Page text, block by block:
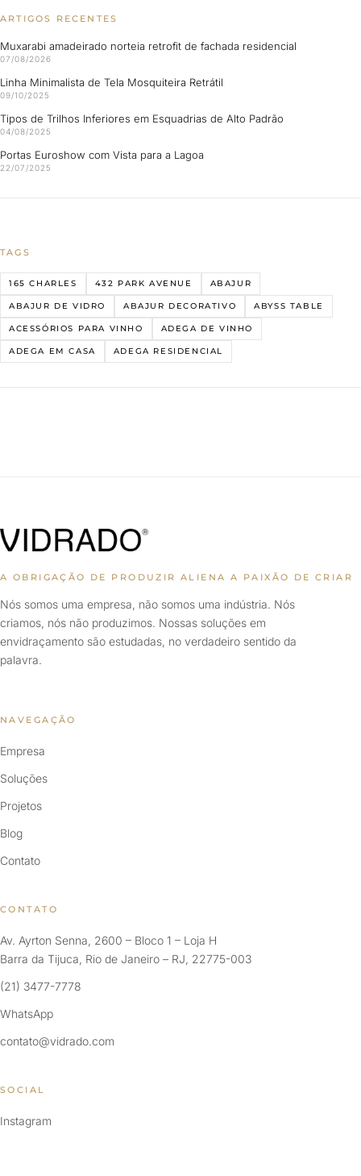
ARTIGOS RECENTES
Muxarabi amadeirado norteia retrofit de fachada residencial
07/08/2026
Linha Minimalista de Tela Mosquiteira Retrátil
09/10/2025
Tipos de Trilhos Inferiores em Esquadrias de Alto Padrão
04/08/2025
Portas Euroshow com Vista para a Lagoa
22/07/2025
TAGS
165 CHARLES 432 PARK AVENUE ABAJUR
ABAJUR DE VIDRO ABAJUR DECORATIVO ABYSS TABLE
ACESSÓRIOS PARA VINHO ADEGA DE VINHO
ADEGA EM CASA ADEGA RESIDENCIAL
A OBRIGAÇÃO DE PRODUZIR ALIENA A PAIXÃO DE CRIAR
Nós somos uma empresa, não somos uma indústria. Nós
criamos, nós não produzimos. Nossas soluções em
envidraçamento são estudadas, no verdadeiro sentido da
palavra.
NAVEGAÇÃO
Empresa
Soluções
Projetos
Blog
Contato
CONTATO
Av. Ayrton Senna, 2600 – Bloco 1 – Loja H
Barra da Tijuca, Rio de Janeiro – RJ, 22775-003
(21) 3477-7778
WhatsApp
contato@vidrado.com
SOCIAL
Instagram